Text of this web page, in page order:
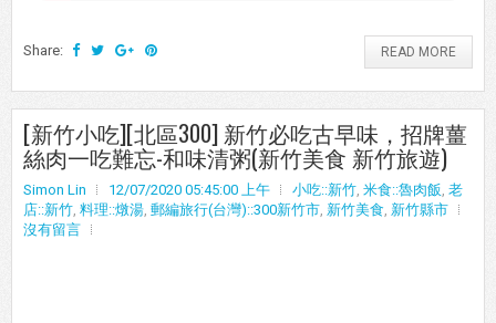
Share: READ MORE
[新竹小吃][北區300] 新竹必吃古早味，招牌薑
絲肉一吃難忘-和味清粥(新竹美食 新竹旅遊)
Simon Lin 12/07/2020 05:45:00 上午 小吃::新竹, 米食::魯肉飯, 老
店::新竹, 料理::燉湯, 郵編旅行(台灣)::300新竹市, 新竹美食, 新竹縣市
沒有留言